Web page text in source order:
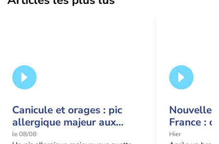
Canicule et orages : pic
allergique majeur aux
urticacées sur la moitié
le 08/08
Nouvelle
France :
Hier